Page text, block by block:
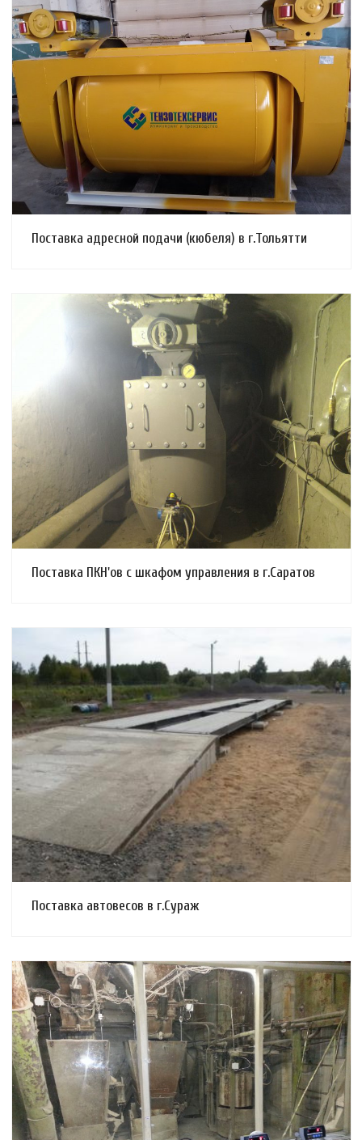
Поставка адресной подачи (кюбеля) в г.Тольятти
Смотреть проект
Поставка ПКН'ов с шкафом управления в г.Саратов
Смотреть проект
Поставка автовесов в г.Сураж
Смотреть проект